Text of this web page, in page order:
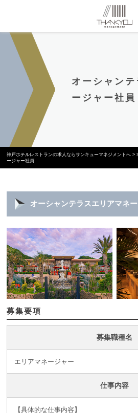
オーシャン
ージャー社員
神戸ホテルレストランの求人ならサンキューマネジメントへ >
ージャー社員
オーシャンテラスエリアマネ
募集要項
募集職種名
エリアマネージャー
仕事内容
【具体的な仕事内容】